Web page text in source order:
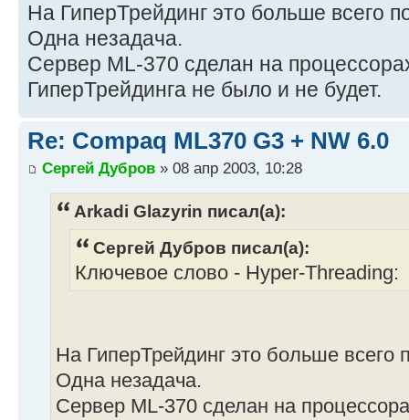
На ГиперТрейдинг это больше всего
Одна незадача.
Сервер ML-370 сделан на
ГиперТрейдинга не было и не будет.
Re: Compaq ML370 G3 + NW 6.0
Сергей Дубров » 08 апр 2003, 10:28
Arkadi Glazyrin писал(а):
Сергей Дубров писал(а):
Ключевое слово - Hyper-Threading:
На ГиперТрейдинг это больше всего
Одна незадача.
Сервер ML-370 сделан на